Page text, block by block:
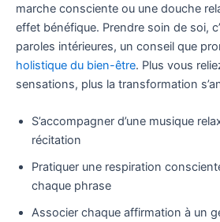
marche consciente ou une douche
effet bénéfique. Prendre soin de soi,
paroles intérieures, un conseil que
holistique du bien-être. Plus vous
sensations, plus la transformation
S’accompagner d’une musique
récitation
Pratiquer une respiration
chaque phrase
Associer chaque affirmation à un